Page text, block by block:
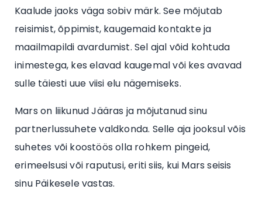
Kaalude jaoks väga sobiv märk. See mõjutab
reisimist, õppimist, kaugemaid kontakte ja
maailmapildi avardumist. Sel ajal võid kohtuda
inimestega, kes elavad kaugemal või kes avavad
sulle täiesti uue viisi elu nägemiseks.
Mars on liikunud Jääras ja mõjutanud sinu
partnerlussuhete valdkonda. Selle aja jooksul võis
suhetes või koostöös olla rohkem pingeid,
erimeelsusi või raputusi, eriti siis, kui Mars seisis
sinu Päikesele vastas.